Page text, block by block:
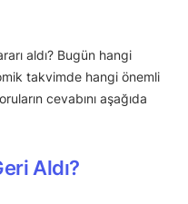
aldı? Bugün hangi
takvimde hangi önemli
cevabını aşağıda
Aldı?